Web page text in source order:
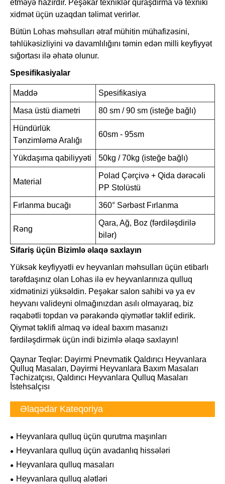
etməyə hazırdır. Peşəkar texniklər quraşdırma və texniki
xidmət üçün uzaqdan təlimat verirlər.
Bütün Lohas məhsulları ətraf mühitin mühafizəsini,
təhlükəsizliyini və davamlılığını təmin edən milli keyfiyyət
sığortası ilə əhatə olunur.
Spesifikasiyalar
Maddə Spesifikasiya
Masa üstü diametri 80 sm / 90 sm (isteğe bağlı)
Hündürlük
Tənzimləmə Aralığı
60sm - 95sm
Yükdaşıma qabiliyyəti 50kg / 70kg (isteğe bağlı)
Material
Polad Çərçivə + Qida dərəcəli
PP Stolüstü
Fırlanma bucağı 360° Sərbəst Fırlanma
Rəng
Qara, Ağ, Boz (fərdiləşdirilə
bilər)
Sifariş üçün Bizimlə əlaqə saxlayın
Yüksək keyfiyyətli ev heyvanları məhsulları üçün etibarlı
tərəfdaşınız olan Lohas ilə ev heyvanlarınıza qulluq
xidmətinizi yüksəldin. Peşəkar salon sahibi və ya ev
heyvanı valideyni olmağınızdan asılı olmayaraq, biz
rəqabətli topdan və pərakəndə qiymətlər təklif edirik.
Qiymət təklifi almaq və ideal baxım masanızı
fərdiləşdirmək üçün indi bizimlə əlaqə saxlayın!
Qaynar Teqlər: Dəyirmi Pnevmatik Qaldırıcı Heyvanlara
Qulluq Masaları, Dəyirmi Heyvanlara Baxım Masaları
Təchizatçısı, Qaldırıcı Heyvanlara Qulluq Masaları
İstehsalçısı
Əlaqədar Kateqoriya
Heyvanlara qulluq üçün qurutma maşınları
Heyvanlara qulluq üçün avadanlıq hissələri
Heyvanlara qulluq masaları
Heyvanlara qulluq alətləri